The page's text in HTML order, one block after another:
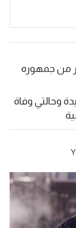
من جمهوره
إصابة جديدة وحالتي وفاة